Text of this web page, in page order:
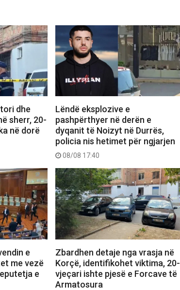
dhe
sherr, 20-
në dorë
Lëndë eksplozive e
pashpërthyer në derën e
dyqanit të Noizyt në Durrës,
policia nis hetimet për ngjarjen
08/08 17:40
e
me vezë
e
Zbardhen detaje nga vrasja në
Korçë, identifikohet viktima, 20-
vjeçari ishte pjesë e Forcave të
Armatosura